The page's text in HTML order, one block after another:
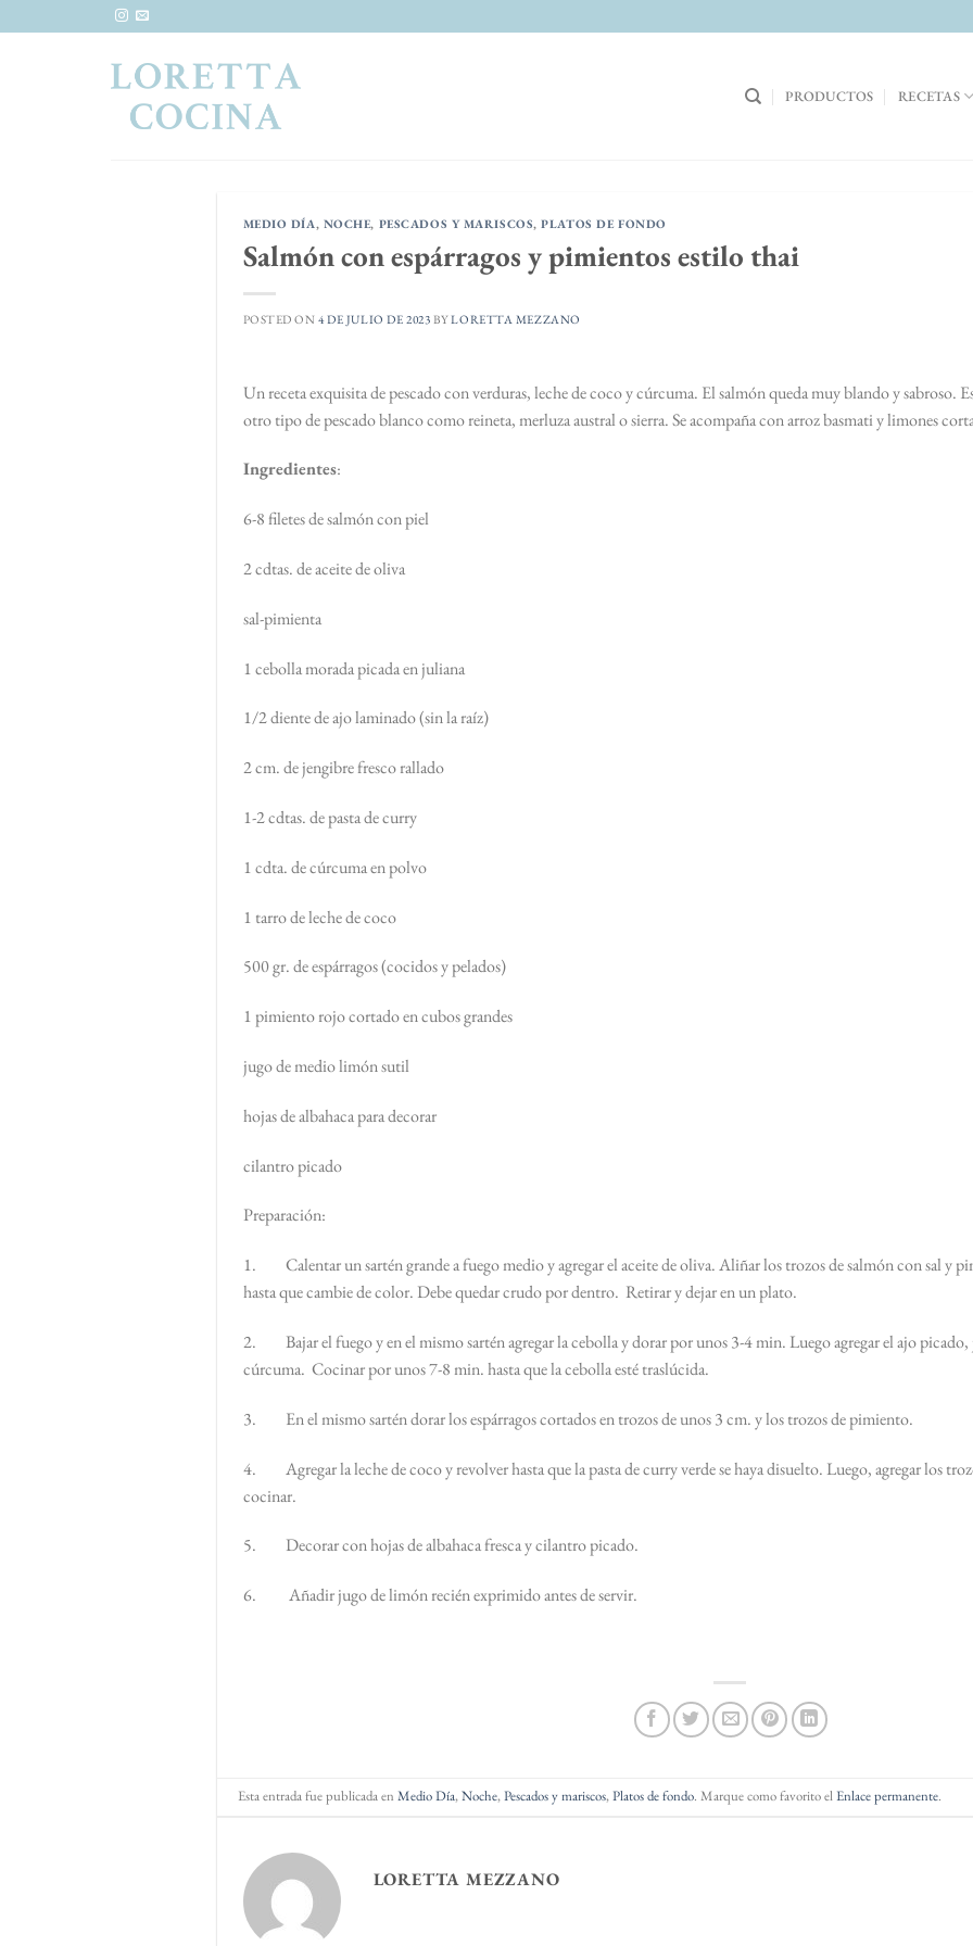
al
PRODUCTOS RECETAS
MEDIO DÍA, NOCHE, PESCADOS Y MARISCOS,PLATOS DE FONDO
Salmón con espárragos y pimientos estilo thai
POSTED ON4 DE JULIO DE 2023 BYLORETTA MEZZANO
Un receta exquisita de pescado con verduras, leche de coco y cúrcuma. El salmón queda muy blando y sabroso.
otro tipo de pescado blanco como reineta, merluza austral o sierra. Se acompaña con arroz basmati y limones
Ingredientes:
6-8 filetes de salmón con piel
2 cdtas. de aceite de oliva
sal-pimienta
1 cebolla morada picada en juliana
1/2 diente de ajo laminado (sin la raíz)
2 cm. de jengibre fresco rallado
1-2 cdtas. de pasta de curry
1 cdta. de cúrcuma en polvo
1 tarro de leche de coco
500 gr. de espárragos (cocidos y pelados)
1 pimiento rojo cortado en cubos grandes
jugo de medio limón sutil
hojas de albahaca para decorar
cilantro picado
Preparación:
1. Calentar un sartén grande a fuego medio y agregar el aceite de oliva. Aliñar los trozos de salmón con sal y
hasta que cambie de color. Debe quedar crudo por dentro. Retirar y dejar en un plato.
2. Bajar el fuego y en el mismo sartén agregar la cebolla y dorar por unos 3-4 min. Luego agregar el ajo picado,
cúrcuma. Cocinar por unos 7-8 min. hasta que la cebolla esté traslúcida.
3. En el mismo sartén dorar los espárragos cortados en trozos de unos 3 cm. y los trozos de pimiento.
4. Agregar la leche de coco y revolver hasta que la pasta de curry verde se haya disuelto. Luego, agregar los
cocinar.
5. Decorar con hojas de albahaca fresca y cilantro picado.
6. Añadir jugo de limón recién exprimido antes de servir.
Esta entrada fue publicada en Medio Día,Noche,Pescados y mariscos,Platos de fondo. Marque como favorito elEnlace permanente.
LORETTA MEZZANO